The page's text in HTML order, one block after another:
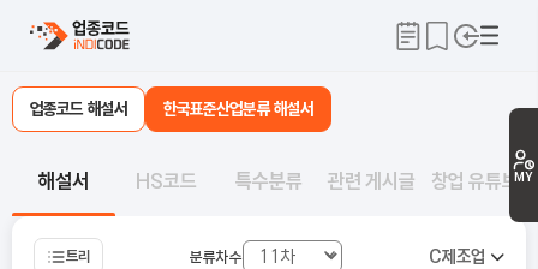
MY
업종코드 해설서 한국표준산업분류 해설서
해설서 HS코드 특수분류 관련 게시글 창업 유튜브
트리 분류차수 C제조업